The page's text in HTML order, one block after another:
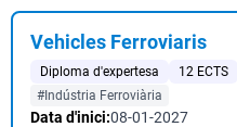
Vehicles Ferroviaris
Diploma d'expertesa 12 ECTS
#Indústria Ferroviària
Data d'inici:08-01-2027